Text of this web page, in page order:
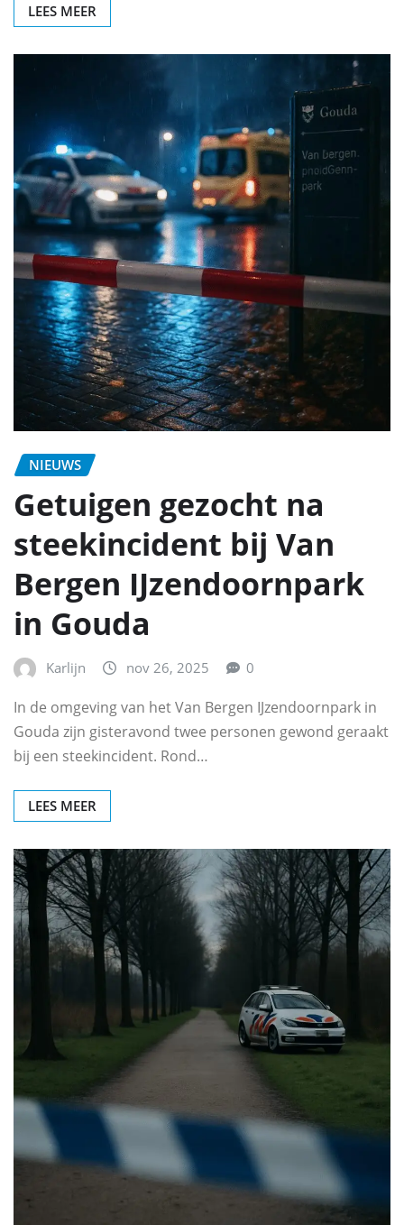
LEES MEER
NIEUWS
Getuigen gezocht na
steekincident bij Van
Bergen IJzendoornpark
in Gouda
Karlijn nov 26, 2025 0
In de omgeving van het Van Bergen IJzendoornpark in
Gouda zijn gisteravond twee personen gewond geraakt
bij een steekincident. Rond…
LEES MEER